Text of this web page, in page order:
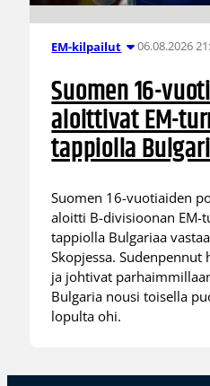
EM-kilpailut 06.08.2026
Suomen 16-
aloittivat EM-
tappiolla
Suomen 16-vuotiaiden
aloitti B-divisioonan EM-
tappiolla Bulgariaa
Skopjessa.
ja johtivat
Bulgaria nousi toisella
lopulta ohi.